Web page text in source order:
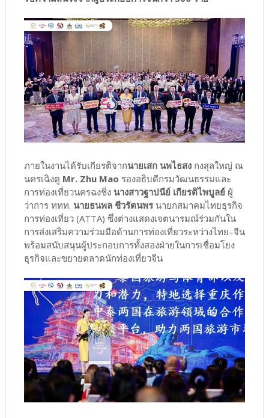
ภายในงานได้รับเกียรติจากนายเสก นพไธสงกงสุลใหญ่ ณ
นครเฉิงตู Mr. Zhu Mao รองอธิบดีกรมวัฒนธรรมและ
การท่องเที่ยวนครฉงชิ่ง นางสาวฐาปนีย์ เกียรติไพบูลย์ผู้
ว่าการ ททท. นายธนพล ชีวรัตนพรนายกสมาคมไทยธุรกิจ
การท่องเที่ยว (ATTA) ซึ่งต่างแสดงเจตนารมณ์ร่วมกันใน
การส่งเสริมความร่วมมือด้านการท่องเที่ยวระหว่างไทย–จีน
พร้อมสนับสนุนผู้ประกอบการทั้งสองฝ่ายในการเชื่อมโยง
ธุรกิจและขยายตลาดนักท่องเที่ยวจีน